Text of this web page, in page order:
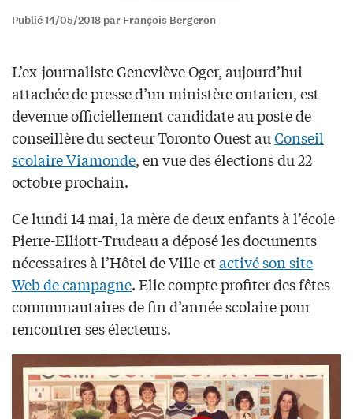
Publié 14/05/2018 par François Bergeron
L’ex-journaliste Geneviève Oger, aujourd’hui
attachée de presse d’un ministère ontarien, est
devenue officiellement candidate au poste de
conseillère du secteur Toronto Ouest auConseil
scolaire Viamonde, en vue des élections du 22
octobre prochain.
Ce lundi 14 mai, la mère de deux enfants à l’école
Pierre-Elliott-Trudeau a déposé les documents
nécessaires à l’Hôtel de Ville etactivé son site
Web de campagne. Elle compte profiter des fêtes
communautaires de fin d’année scolaire pour
rencontrer ses électeurs.